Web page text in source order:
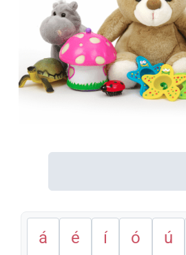
á é í ó ú